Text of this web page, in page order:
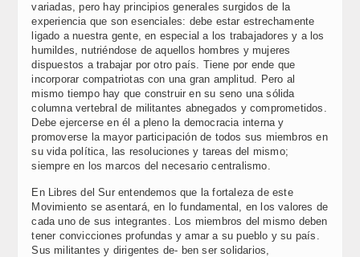
variadas, pero hay principios generales surgidos de la
experiencia que son esenciales: debe estar estrechamente
ligado a nuestra gente, en especial a los trabajadores y a los
humildes, nutriéndose de aquellos hombres y mujeres
dispuestos a trabajar por otro país. Tiene por ende que
incorporar compatriotas con una gran amplitud. Pero al
mismo tiempo hay que construir en su seno una sólida
columna vertebral de militantes abnegados y comprometidos.
Debe ejercerse en él a pleno la democracia interna y
promoverse la mayor participación de todos sus miembros en
su vida política, las resoluciones y tareas del mismo;
siempre en los marcos del necesario centralismo.
En Libres del Sur entendemos que la fortaleza de este
Movimiento se asentará, en lo fundamental, en los valores de
cada uno de sus integrantes. Los miembros del mismo deben
tener convicciones profundas y amar a su pueblo y su país.
Sus militantes y dirigentes de- ben ser solidarios,